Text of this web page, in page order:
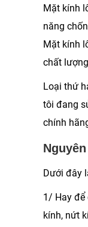
Mặt kính
năng
Mặt kính
chất
Loại thứ
tôi đang
chính
Dưới đây
1/ Hay để
kính, nứt